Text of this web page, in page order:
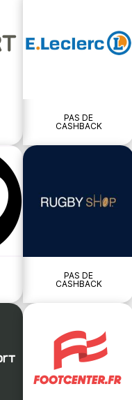
PAS DE
CASHBACK
PAS DE
CASHBACK